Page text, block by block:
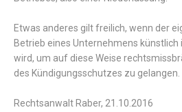
Etwas anderes gilt freilich, wenn der
Betrieb eines Unternehmens
wird, um auf diese Weise
des Kündigungsschutzes zu gelangen.
Rechtsanwalt Raber, 21.10.2016